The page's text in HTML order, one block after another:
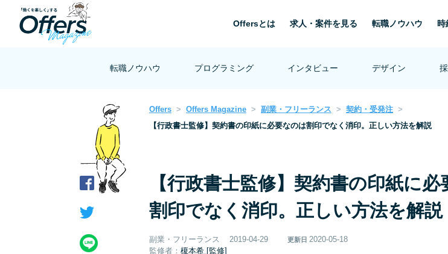
Offersとは 求人・案件を見る 転職ノウハウ 時
転職ノウハウ プログラミング インタビュー デザイン
Offers Offers Magazine 副業・フリーランス
契約・受発注
【行政書士監修】契約書の印紙に必要なのは割印でなく消印。正しい方法を解説
【行政書士監修】契約書の印紙に必
割印でなく消印。正しい方法を解説
副業・フリーランス 2019-04-29 更新日 2020-05-18
監修者： 榎本希 [監修]